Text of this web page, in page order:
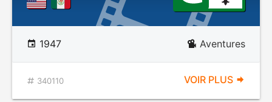
1947 Aventures
340110 VOIR PLUS